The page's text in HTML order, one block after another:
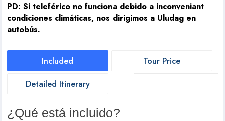
PD: Si teleférico no funciona debido a inconveniant
condiciones climáticas, nos dirigimos a Uludag en
autobús.
Included
Tour Price
Detailed Itinerary
¿Qué está incluido?